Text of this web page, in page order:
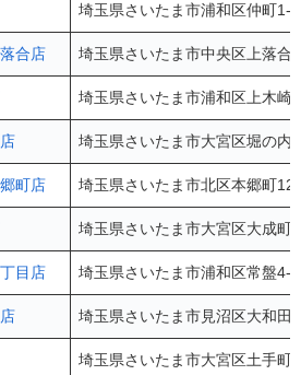
埼玉県さいたま市浦和区仲町
合店 埼玉県さいたま市中央区上落
埼玉県さいたま市浦和区上木
埼玉県さいたま市大宮区堀の
町店 埼玉県さいたま市北区本郷
埼玉県さいたま市大宮区大成
目店 埼玉県さいたま市浦和区常盤
埼玉県さいたま市⾒沼区⼤和
埼玉県さいたま市大宮区土手